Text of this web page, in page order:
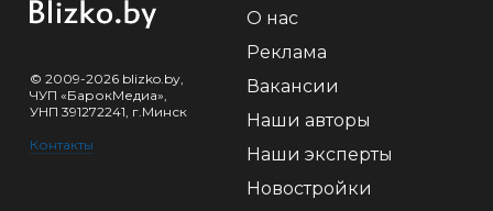
© 2009-2026 blizko.by,
ЧУП «БарокМедиа»,
УНП 391272241, г.Минск
Контакты
О нас
Реклама
Вакансии
Наши авторы
Наши эксперты
Новостройки